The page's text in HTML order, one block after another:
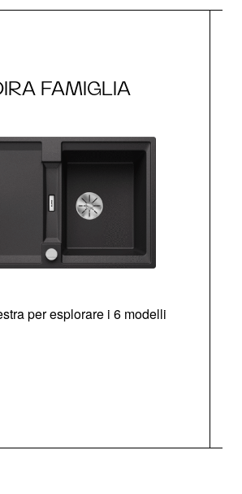
FAMIGLIA
per esplorare i 6 modelli